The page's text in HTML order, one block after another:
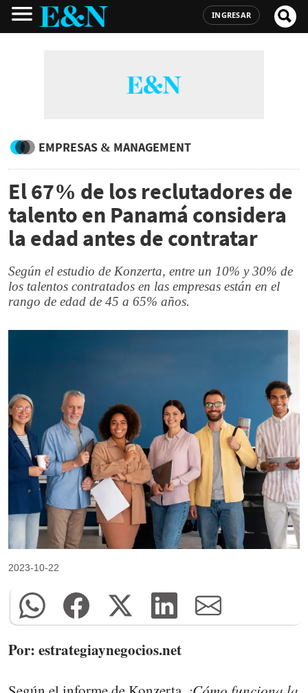
INGRESAR
EMPRESAS & MANAGEMENT
El 67% de los reclutadores de
talento en Panamá considera
la edad antes de contratar
Según el estudio de Konzerta, entre un 10% y 30% de
los talentos contratados en las empresas están en el
rango de edad de 45 a 65% años.
2023-10-22
Por: estrategiaynegocios.net